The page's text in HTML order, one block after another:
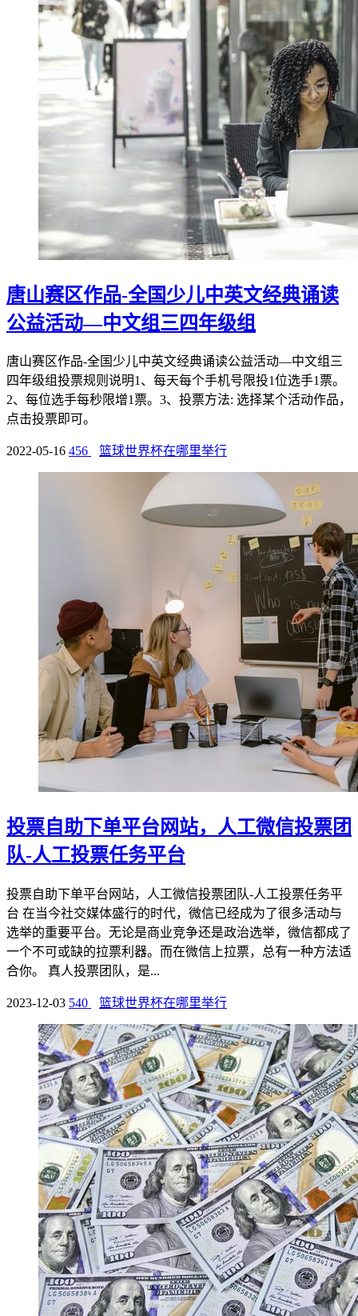
唐山赛区作品-全国少儿中英文经典诵读
公益活动—中文组三四年级组
唐山赛区作品-全国少儿中英文经典诵读公益活动—中文组三
四年级组投票规则说明1、每天每个手机号限投1位选手1票。
2、每位选手每秒限增1票。3、投票方法: 选择某个活动作品，
点击投票即可。
2022-05-16 456 篮球世界杯在哪里举行
投票自助下单平台网站，人工微信投票团
队-人工投票任务平台
投票自助下单平台网站，人工微信投票团队-人工投票任务平
台 在当今社交媒体盛行的时代，微信已经成为了很多活动与
选举的重要平台。无论是商业竞争还是政治选举，微信都成了
一个不可或缺的拉票利器。而在微信上拉票，总有一种方法适
合你。 真人投票团队，是...
2023-12-03 540 篮球世界杯在哪里举行